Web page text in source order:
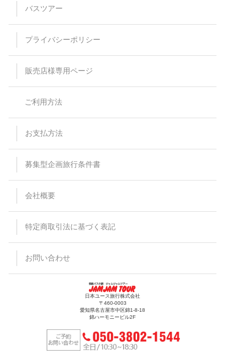
バスツアー
プライバシーポリシー
販売店様専用ページ
ご利用方法
お支払方法
募集型企画旅行条件書
会社概要
特定商取引法に基づく表記
お問い合わせ
日本ユース旅行株式会社
〒460-0003
愛知県名古屋市中区錦1-8-18
錦ハーモニービル2F